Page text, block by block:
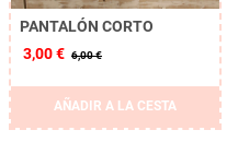
PANTALÓN CORTO
3,00 € 6,00 €
AÑADIR A LA CESTA